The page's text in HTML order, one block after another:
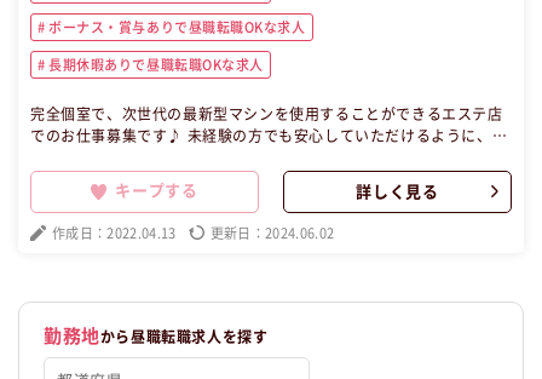
ボーナス・賞与ありで昼職転職OKな求人
長期休暇ありで昼職転職OKな求人
完全個室で、次世代の最新型マシンを使用することができるエステ店
でのお仕事募集です♪ 未経験の方でも安心していただけるように、先
K！ 美容に興味がある方、働きながら自分もキレイになりたい方は必
見です◎ この昼職求人は大阪府岸和田市正社員エステの昼職へ転職し
たい方の求人です。
キープする 詳しく見る
作成日：2022.04.13 更新日：2024.06.02
勤務地から昼職転職求人を探す